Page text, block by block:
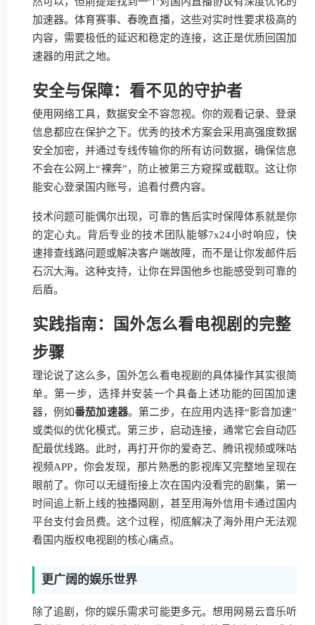
加速器。体育赛事、春晚直播，这些对实时性要求极高的
内容，需要极低的延迟和稳定的连接，这正是优质回国加
速器的用武之地。
安全与保障：看不见的守护者
使用网络工具，数据安全不容忽视。你的观看记录、登录
信息都应在保护之下。优秀的技术方案会采用高强度数据
安全加密，并通过专线传输你的所有访问数据，确保信息
不会在公网上“裸奔”，防止被第三方窥探或截取。这让你
能安心登录国内账号，追看付费内容。
技术问题可能偶尔出现，可靠的售后实时保障体系就是你
的定心丸。背后专业的技术团队能够7x24小时响应，快
速排查线路问题或解决客户端故障，而不是让你发邮件后
石沉大海。这种支持，让你在异国他乡也能感受到可靠的
后盾。
实践指南：国外怎么看电视剧的完整
步骤
理论说了这么多，国外怎么看电视剧的具体操作其实很简
单。第一步，选择并安装一个具备上述功能的回国加速
器，例如番茄加速器。第二步，在应用内选择“影音加速”
或类似的优化模式。第三步，启动连接，通常它会自动匹
配最优线路。此时，再打开你的爱奇艺、腾讯视频或咪咕
视频APP，你会发现，那片熟悉的影视库又完整地呈现在
眼前了。你可以无缝衔接上次在国内没看完的剧集，第一
时间追上新上线的独播网剧，甚至用海外信用卡通过国内
平台支付会员费。这个过程，彻底解决了海外用户无法观
看国内版权电视剧的核心痛点。
更广阔的娱乐世界
除了追剧，你的娱乐需求可能更多元。想用网易云音乐听